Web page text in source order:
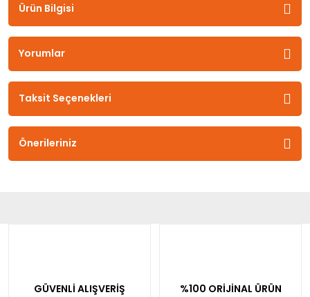
Ürün Bilgisi
Yorumlar
Taksit Seçenekleri
Önerileriniz
GÜVENLİ ALIŞVERİŞ %100 ORİJİNAL ÜRÜN